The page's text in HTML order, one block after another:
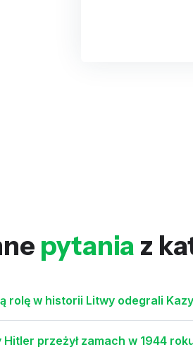
pytania z
rolę w historii Litwy odegrali
Hitler przeżył zamach w 1944